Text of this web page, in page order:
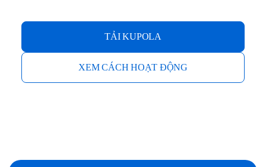
TẢI KUPOLA
XEM CÁCH HOẠT ĐỘNG